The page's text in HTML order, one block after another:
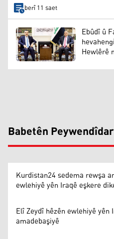
berî 11 saet
Ebûdî û
Hewlêrê
Babetên Peywendîdar
Kurdistan24 sedema rewşa
ewlehiyê yên Iraqê eşkere
Elî Zeydî hêzên ewlehiyê
amadebaşiyê